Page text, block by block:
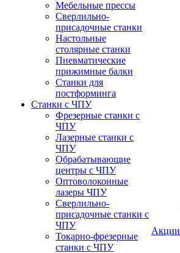
Мебельные прессы
Сверлильно-
присадочные станки
Настольные
столярные станки
Пневматические
прижимные балки
Станки для
постформинга
Станки с ЧПУ
Фрезерные станки с
ЧПУ
Лазерные станки с
ЧПУ
Обрабатывающие
центры с ЧПУ
Оптоволоконные
лазеры ЧПУ
Сверлильно-
присадочные станки с
ЧПУ
Токарно-фрезерные
станки с ЧПУ
Акции